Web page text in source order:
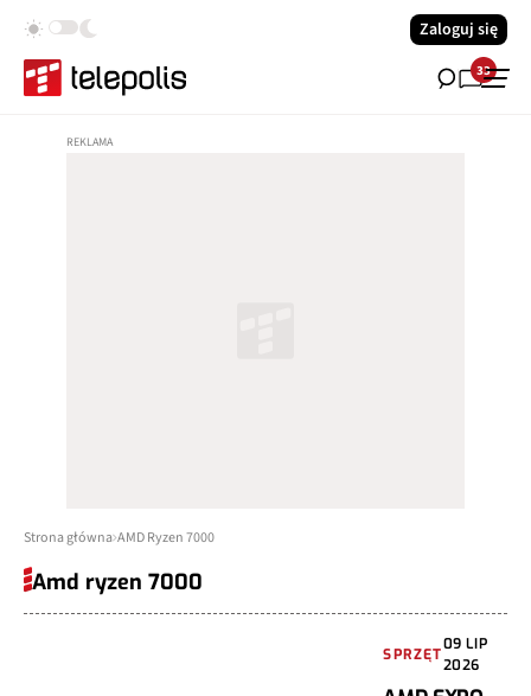
Zaloguj się
33
Strona główna AMD Ryzen 7000
Amd ryzen 7000
SPRZĘT
09 LIP
2026